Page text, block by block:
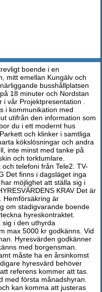
boende i en
mitt emellan Kungälv och
busshållplatsen
18 minuter och Nordstan
vår Projektpresentation .
i kommunikation med
utifrån den information som
du i ett modernt hus
och klinker i samtliga
kökslösningar och andra
inte minst med tanke på
och torktumlare.
telefoni från Tele2. TV-
Det finns i dagsläget inga
möjlighet att ställa sig i
KRAV Det är
Hemförsäkring är
om stadigvarande boende
hyreskontraktet.
sig i den uthyrda
max 5000 kr godkänns. Vid
Hyresvärden godkänner
med borgensman.
måste ha en årsinkomst
hyresvärd behöver
referens kommer att tas.
med första månadshyran.
kan komma att justeras